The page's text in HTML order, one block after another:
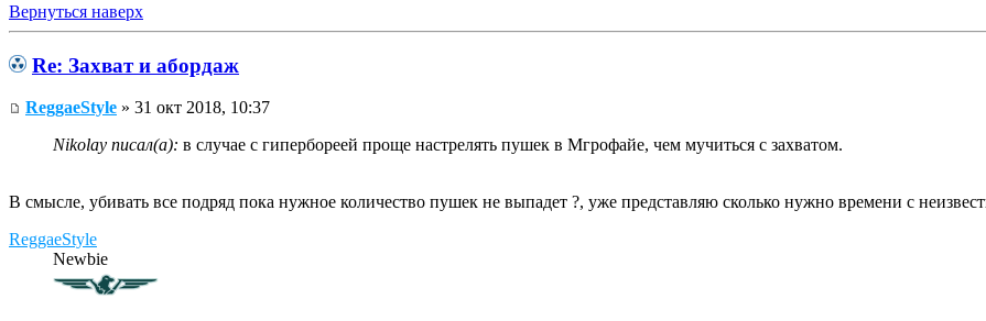
Вернуться наверх
Re: Захват и абордаж
ReggaeStyle » 31 окт 2018, 10:37
Nikolay писал(а): в случае с гипербореей проще настрелять пушек в Мгрофайе, чем мучиться с захватом.
В смысле, убивать все подряд пока нужное количество пушек не выпадет ?, уже представляю сколько нужно времени с
ReggaeStyle
Newbie